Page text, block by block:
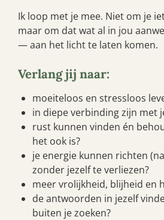
Ik loop met je mee. Niet om je
maar om dat wat al in jou
— aan het licht te laten komen.
Verlang jij naar:
moeiteloos en stressloos
in diepe verbinding zijn met
rust kunnen vinden én
het ook is?
je energie kunnen richten
zonder jezelf te verliezen?
meer vrolijkheid, blijheid en
de antwoorden in jezelf
buiten je zoeken?